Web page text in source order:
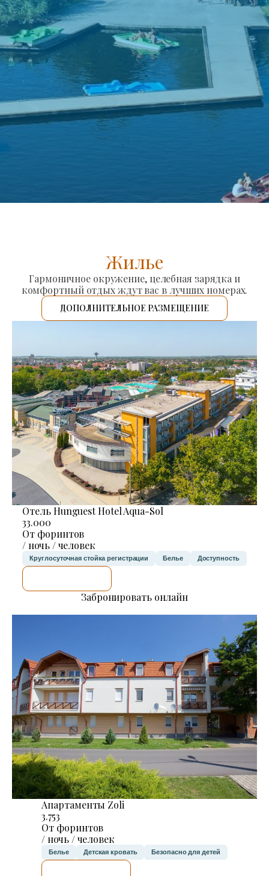
Жилье
Гармоничное окружение, целебная зарядка и
комфортный отдых ждут вас в лучших номерах.
ДОПОЛНИТЕЛЬНОЕ РАЗМЕЩЕНИЕ
Отель Hunguest Hotel Aqua-Sol
33.000
От форинтов
/ ночь / человек
Круглосуточная стойка регистрации Белье Доступность
Забронировать онлайн
Апартаменты Zoli
3.753
От форинтов
/ ночь / человек
Белье Детская кровать Безопасно для детей